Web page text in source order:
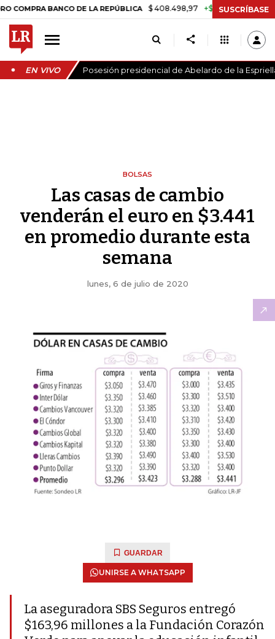
BANCO DE LA REPÚBLICA $ 408.498,97 +$ 8.753,81 +2,19%
SUSCRÍBASE
EN VIVO Posesión presidencial de Abelardo de la
BOLSAS
Las casas de cambio
venderán el euro en $3.441
en promedio durante esta
semana
lunes, 6 de julio de 2020
GUARDAR
UNIRSE A WHATSAPP
La aseguradora SBS Seguros entregó
$163,96 millones a la Fundación Corazón